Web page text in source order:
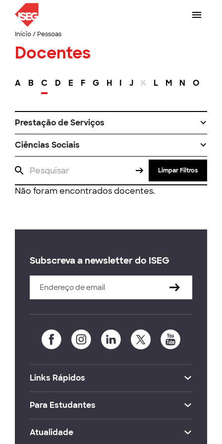
Início/ Pessoas
Docentes
A B C D E F G H I J K L M N O
Prestação de Serviços
Ciências Sociais
Limpar Filtros
Não foram encontrados docentes.
Subscreva a newsletter do ISEG
Links Rápidos
Para Estudantes
Atualidade